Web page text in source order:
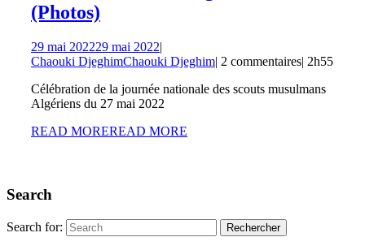
(Photos)
29 mai 202229 mai 2022|
Chaouki DjeghimChaouki Djeghim| 2 commentaires| 2h55
Célébration de la journée nationale des scouts musulmans
Algériens du 27 mai 2022
READ MOREREAD MORE
Search
Search for: